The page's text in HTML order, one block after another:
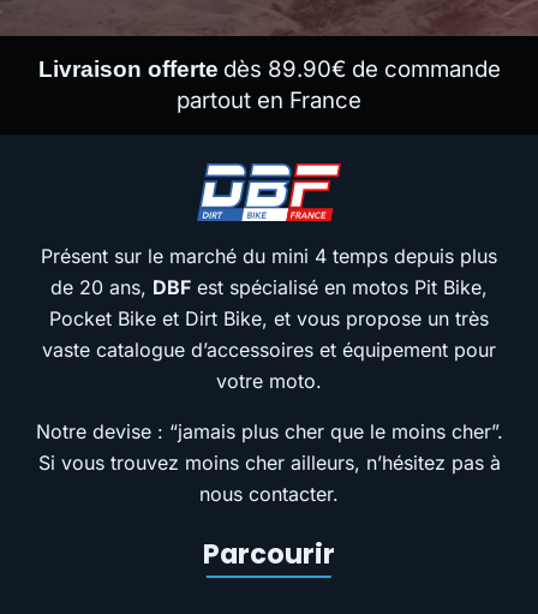
Livraison offerte dès 89.90€ de commande
partout en France
Présent sur le marché du mini 4 temps depuis plus
de 20 ans, DBF est spécialisé en motos Pit Bike,
Pocket Bike et Dirt Bike, et vous propose un très
vaste catalogue d’accessoires et équipement pour
votre moto.
Notre devise : “jamais plus cher que le moins cher”.
Si vous trouvez moins cher ailleurs, n’hésitez pas à
nous contacter.
Parcourir